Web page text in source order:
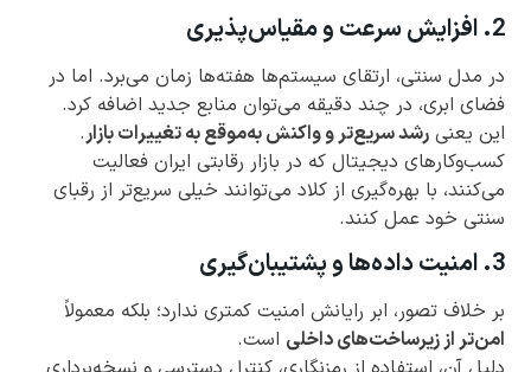
2. افزایش سرعت و مقیاس‌پذیری
در مدل سنتی، ارتقای سیستم‌ها هفته‌ها زمان می‌برد. اما در
فضای ابری، در چند دقیقه می‌توان منابع جدید اضافه کرد.
این یعنی رشد سریع‌تر و واکنش به‌موقع به تغییرات بازار.
کسب‌وکارهای دیجیتال که در بازار رقابتی ایران فعالیت
می‌کنند، با بهره‌گیری از کلاد می‌توانند خیلی سریع‌تر از رقبای
سنتی خود عمل کنند.
3. امنیت داده‌ها و پشتیبان‌گیری
بر خلاف تصور، ابر رایانش امنیت کمتری ندارد؛ بلکه معمولاً
امن‌تر از زیرساخت‌های داخلی است.